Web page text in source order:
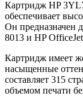
Картридж HP
обеспечивает
Он предназначен
8013 и HP
Картридж имеет
насыщенные
составляет 315
объемом печати